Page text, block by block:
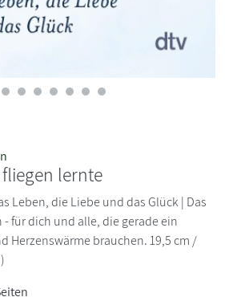
lernte
Leben, die Liebe und das Glück | Das
für dich und alle, die gerade ein
Herzenswärme brauchen. 19,5 cm /